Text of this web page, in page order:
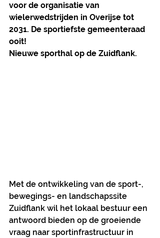
voor de organisatie van
wielerwedstrijden in Overijse tot
2031. De sportiefste gemeenteraad
ooit!
Nieuwe sporthal op de Zuidflank.
Met de ontwikkeling van de sport-,
bewegings- en landschapssite
Zuidflank wil het lokaal bestuur een
antwoord bieden op de groeiende
vraag naar sportinfrastructuur in